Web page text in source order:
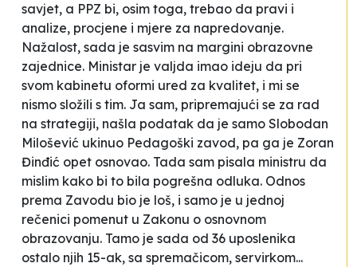
savjet, a PPZ bi, osim toga, trebao da pravi i
analize, procjene i mjere za napredovanje.
Nažalost, sada je sasvim na margini obrazovne
zajednice. Ministar je valjda imao ideju da pri
svom kabinetu oformi ured za kvalitet, i mi se
nismo složili s tim. Ja sam, pripremajući se za rad
na strategiji, našla podatak da je samo Slobodan
Milošević ukinuo Pedagoški zavod, pa ga je Zoran
Đinđić opet osnovao. Tada sam pisala ministru da
mislim kako bi to bila pogrešna odluka. Odnos
prema Zavodu bio je loš, i samo je u jednoj
rečenici pomenut u Zakonu o osnovnom
obrazovanju. Tamo je sada od 36 uposlenika
ostalo njih 15-ak, sa spremačicom, servirkom...